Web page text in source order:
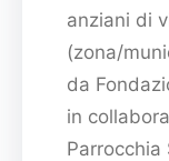
anziani di
(zona/
da
in
Parrocchia